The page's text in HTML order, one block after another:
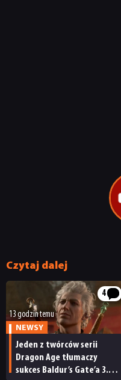
Czytaj dalej
4
13 godzin temu
NEWSY
Jeden z twórców serii
Dragon Age tłumaczy
sukces Baldur’s Gate’a 3.